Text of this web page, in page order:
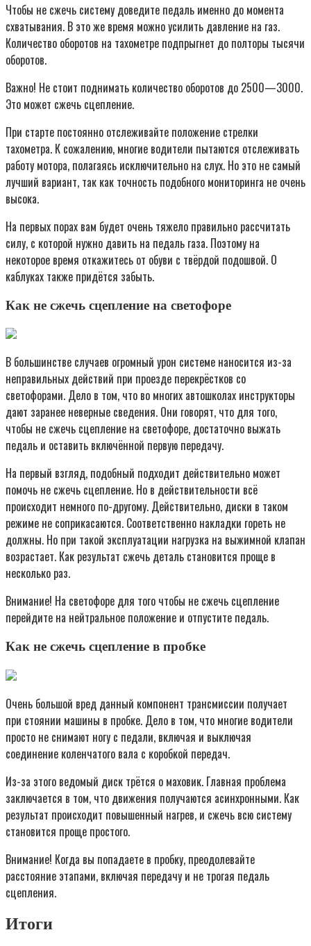
Чтобы не сжечь систему доведите педаль именно до момента
схватывания. В это же время можно усилить давление на газ.
Количество оборотов на тахометре подпрыгнет до полторы тысячи
оборотов.
Важно! Не стоит поднимать количество оборотов до 2500—3000.
Это может сжечь сцепление.
При старте постоянно отслеживайте положение стрелки
тахометра. К сожалению, многие водители пытаются отслеживать
работу мотора, полагаясь исключительно на слух. Но это не самый
лучший вариант, так как точность подобного мониторинга не очень
высока.
На первых порах вам будет очень тяжело правильно рассчитать
силу, с которой нужно давить на педаль газа. Поэтому на
некоторое время откажитесь от обуви с твёрдой подошвой. О
каблуках также придётся забыть.
Как не сжечь сцепление на светофоре
В большинстве случаев огромный урон системе наносится из-за
неправильных действий при проезде перекрёстков со
светофорами. Дело в том, что во многих автошколах инструкторы
дают заранее неверные сведения. Они говорят, что для того,
чтобы не сжечь сцепление на светофоре, достаточно выжать
педаль и оставить включённой первую передачу.
На первый взгляд, подобный подходит действительно может
помочь не сжечь сцепление. Но в действительности всё
происходит немного по-другому. Действительно, диски в таком
режиме не соприкасаются. Соответственно накладки гореть не
должны. Но при такой эксплуатации нагрузка на выжимной клапан
возрастает. Как результат сжечь деталь становится проще в
несколько раз.
Внимание! На светофоре для того чтобы не сжечь сцепление
перейдите на нейтральное положение и отпустите педаль.
Как не сжечь сцепление в пробке
Очень большой вред данный компонент трансмиссии получает
при стоянии машины в пробке. Дело в том, что многие водители
просто не снимают ногу с педали, включая и выключая
соединение коленчатого вала с коробкой передач.
Из-за этого ведомый диск трётся о маховик. Главная проблема
заключается в том, что движения получаются асинхронными. Как
результат происходит повышенный нагрев, и сжечь всю систему
становится проще простого.
Внимание! Когда вы попадаете в пробку, преодолевайте
расстояние этапами, включая передачу и не трогая педаль
сцепления.
Итоги